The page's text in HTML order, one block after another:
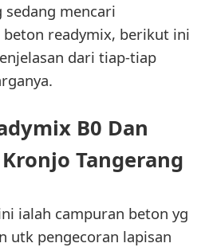
sedang mencari
readymix, berikut ini
dari tiap-tiap
B0 Dan
Tangerang
ialah campuran beton yg
utk pengecoran lapisan